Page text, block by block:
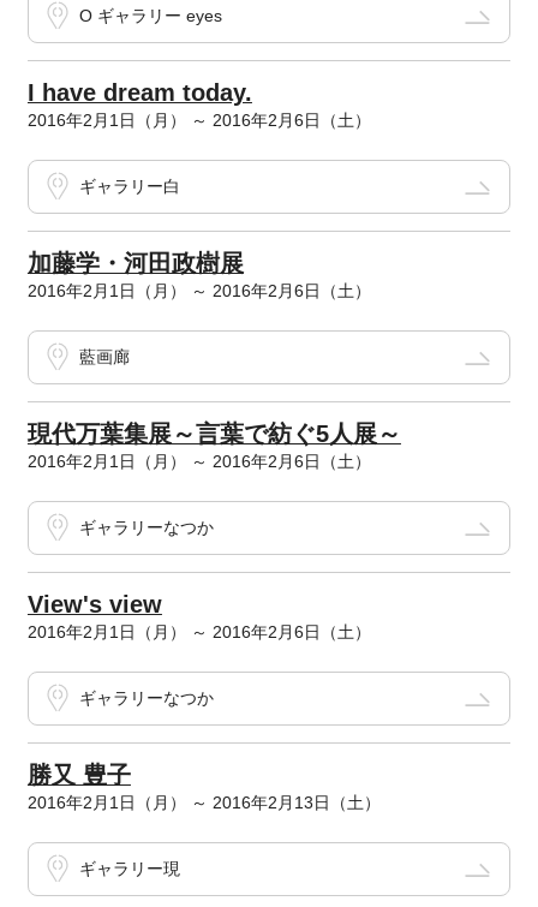
O ギャラリー eyes
I have dream today.
2016年2月1日（月） ～ 2016年2月6日（土）
ギャラリー白
加藤学・河田政樹展
2016年2月1日（月） ～ 2016年2月6日（土）
藍画廊
現代万葉集展～言葉で紡ぐ5人展～
2016年2月1日（月） ～ 2016年2月6日（土）
ギャラリーなつか
View's view
2016年2月1日（月） ～ 2016年2月6日（土）
ギャラリーなつか
勝又 豊子
2016年2月1日（月） ～ 2016年2月13日（土）
ギャラリー現